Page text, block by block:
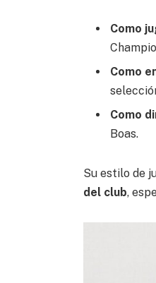
Como
Como
Como
Boas.
Su estilo de
del club,